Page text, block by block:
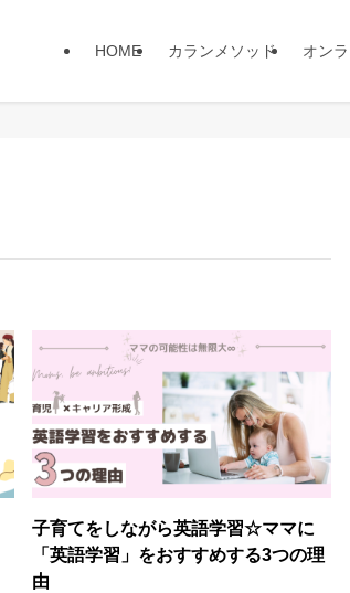
HOME カランメソッド オン
子育てをしながら英語学習☆ママに
「英語学習」をおすすめする3つの理
由